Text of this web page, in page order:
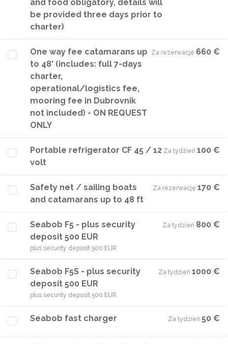
and food obligatory, details will
be provided three days prior to
charter)
One way fee catamarans up
to 48' (includes: full 7-days
charter,
operational/logistics fee,
mooring fee in Dubrovnik
not included) - ON REQUEST
ONLY
Za rezerwację·660 €
Portable refrigerator CF 45 / 12
volt
Za tydzień·100 €
Safety net / sailing boats
and catamarans up to 48 ft
Za rezerwację·170 €
Seabob F5 - plus security
deposit 500 EUR
plus security deposit 500 EUR
Za tydzień·800 €
Seabob F5S - plus security
deposit 500 EUR
plus security deposit 500 EUR
Za tydzień·1000 €
Seabob fast charger Za tydzień·50 €